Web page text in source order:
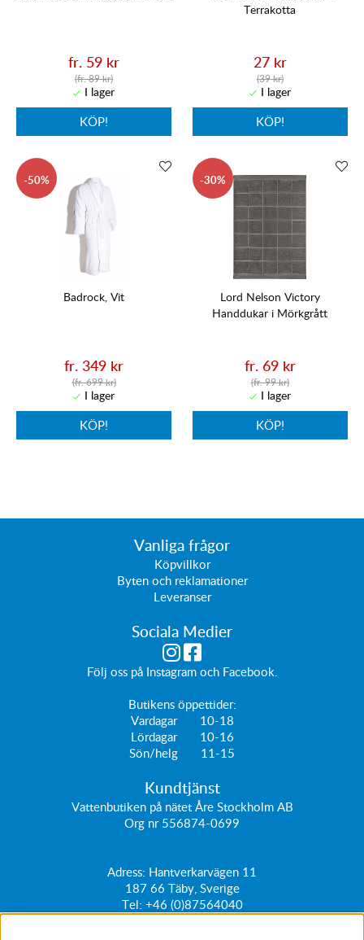
fr. 59 kr
(fr. 89 kr)
KÖP!
Terrakotta
27 kr
(39 kr)
KÖP!
50
Badrock, Vit
fr. 349 kr
(fr. 699 kr)
KÖP!
30
Lord Nelson Victory
Handdukar i Mörkgrått
fr. 69 kr
(fr. 99 kr)
KÖP!
Vanliga frågor
Köpvillkor
Byten och reklamationer
Leveranser
Sociala Medier
Följ oss på Instagramoch Facebook.
Butikens öppettider:
Vardagar 10-18
Lördagar 10-16
Sön/helg 11-15
Kundtjänst
Vattenbutiken på nätet Åre Stockholm AB
Org nr 556874-0699
Adress: Hantverkarvägen 11
187 66 Täby, Sverige
Tel: +46 (0)87564040